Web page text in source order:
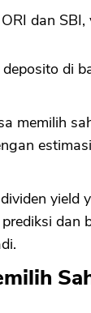
dan
di
memilih
yield
dan